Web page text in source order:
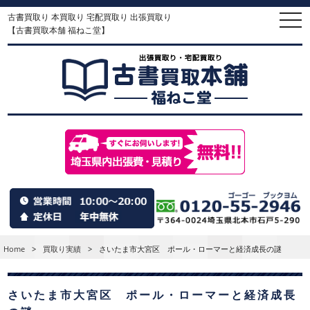
古書買取り 本買取り 宅配買取り 出張買取り
【古書買取本舗 福ねこ堂】
Home > 買取り実績 > さいたま市大宮区 ポール・ローマーと経済成長の謎
さいたま市大宮区 ポール・ローマーと経済成長